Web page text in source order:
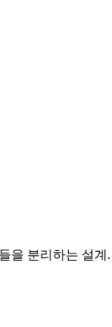
분리하는 설